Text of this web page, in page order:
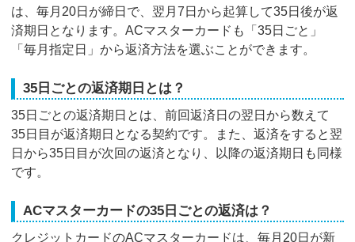
は、毎月20日が締日で、翌月7日から起算して35日後が返
済期日となります。ACマスターカードも「35日ごと」
「毎月指定日」から返済方法を選ぶことができます。
35日ごとの返済期日とは？
35日ごとの返済期日とは、前回返済日の翌日から数えて
35日目が返済期日となる契約です。また、返済をすると翌
日から35日目が次回の返済となり、以降の返済期日も同様
です。
ACマスターカードの35日ごとの返済は？
クレジットカードのACマスターカードは、毎月20日が新